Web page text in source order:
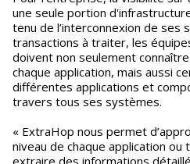
une seule portion
tenu de l’interconnexion de ses
transactions à traiter, les
doivent non seulement
chaque application, mais aussi
différentes applications et
travers tous ses systèmes.
« ExtraHop nous permet
niveau de chaque application ou
extraire des informations